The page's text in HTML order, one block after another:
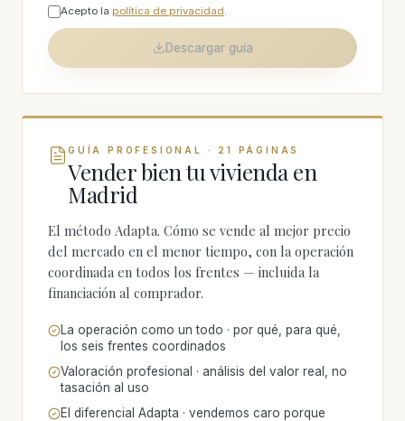
Acepto la política de privacidad.
Descargar guía
GUÍA PROFESIONAL · 21 PÁGINAS
Vender bien tu vivienda en
Madrid
El método Adapta. Cómo se vende al mejor precio
del mercado en el menor tiempo, con la operación
coordinada en todos los frentes — incluida la
financiación al comprador.
La operación como un todo · por qué, para qué,
los seis frentes coordinados
Valoración profesional · análisis del valor real, no
tasación al uso
El diferencial Adapta · vendemos caro porque